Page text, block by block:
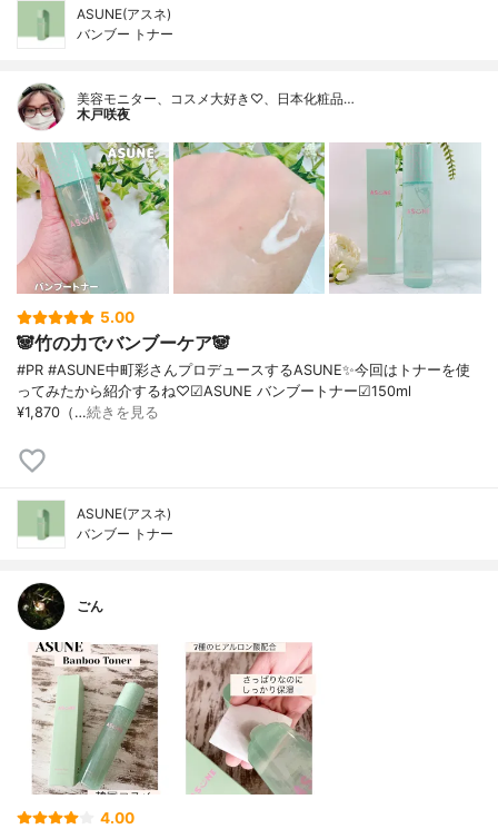
ASUNE(アスネ)
バンブー トナー
美容モニター、コスメ大好き♡、日本化粧品…
木戸咲夜
5.00
🐼竹の力でバンブーケア🐼
#PR #ASUNE中町彩さんプロデュースするASUNE✨今回はトナーを使
ってみたから紹介するね♡☑︎ASUNE バンブートナー☑︎150ml
¥1,870（…続きを見る
ASUNE(アスネ)
バンブー トナー
ごん
4.00